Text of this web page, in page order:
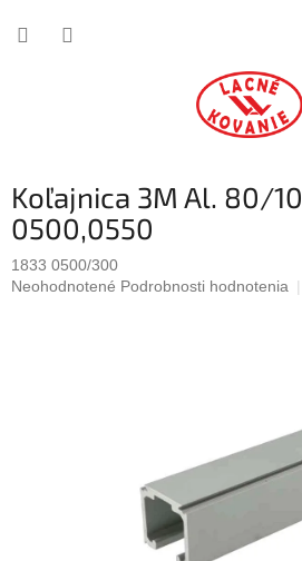
Koľajnica 3M Al. 80/
0500,0550
1833 0500/300
Priemerné
Neohodnotené Podrobnosti hodnotenia